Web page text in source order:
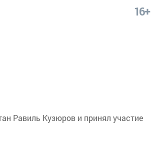
16+
Равиль Кузюров и принял участие